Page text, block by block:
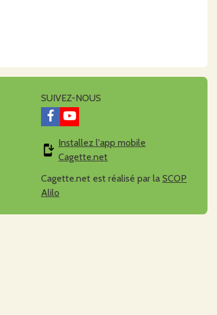
SUIVEZ-NOUS
Installez l'app mobile
Cagette.net
Cagette.net est réalisé par la SCOP
Alilo